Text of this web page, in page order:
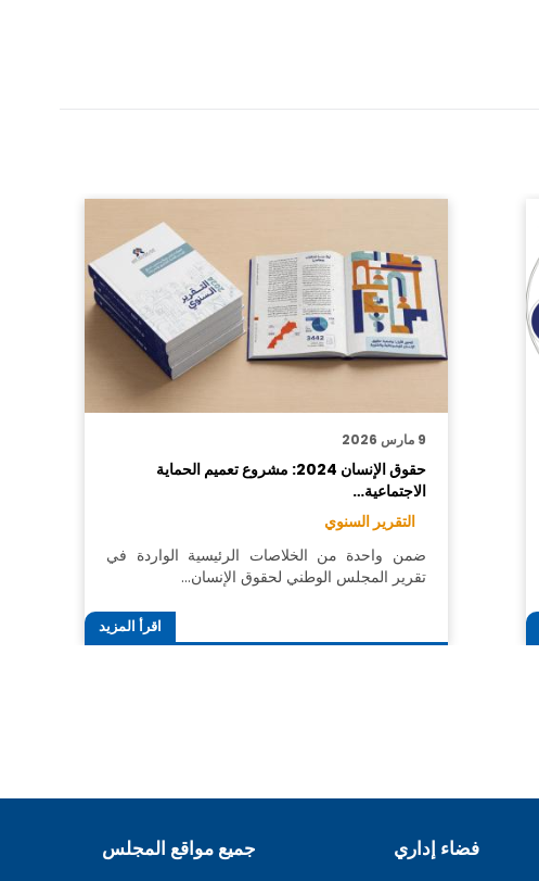
9 مارس 2026
حقوق الإنسان 2024: مشروع تعميم الحماية
الاجتماعية…
التقرير السنوي
ضمن واحدة من الخلاصات الرئيسية الواردة في
تقرير المجلس الوطني لحقوق الإنسان…
اقرأ المزيد
فضاء إداري جميع مواقع المجلس